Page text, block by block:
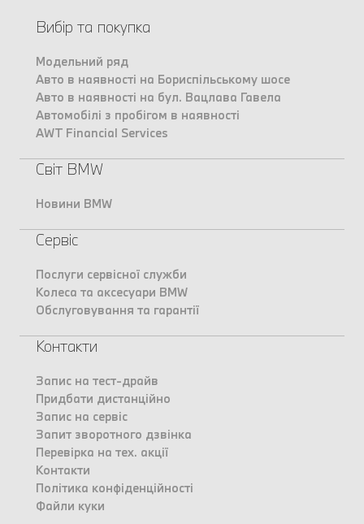
Вибір та покупка
Модельний ряд
Авто в наявності на Бориспільському шосе
Авто в наявності на бул. Вацлава Гавела
Автомобілі з пробігом в наявності
AWT Financial Services
Світ BMW
Новини BMW
Сервіс
Послуги сервісної служби
Колеса та аксесуари BMW
Обслуговування та гарантії
Контакти
Запис на тест-драйв
Придбати дистанційно
Запис на сервіс
Запит зворотного дзвінка
Перевірка на тех. акції
Контакти
Політика конфіденційності
Файли куки